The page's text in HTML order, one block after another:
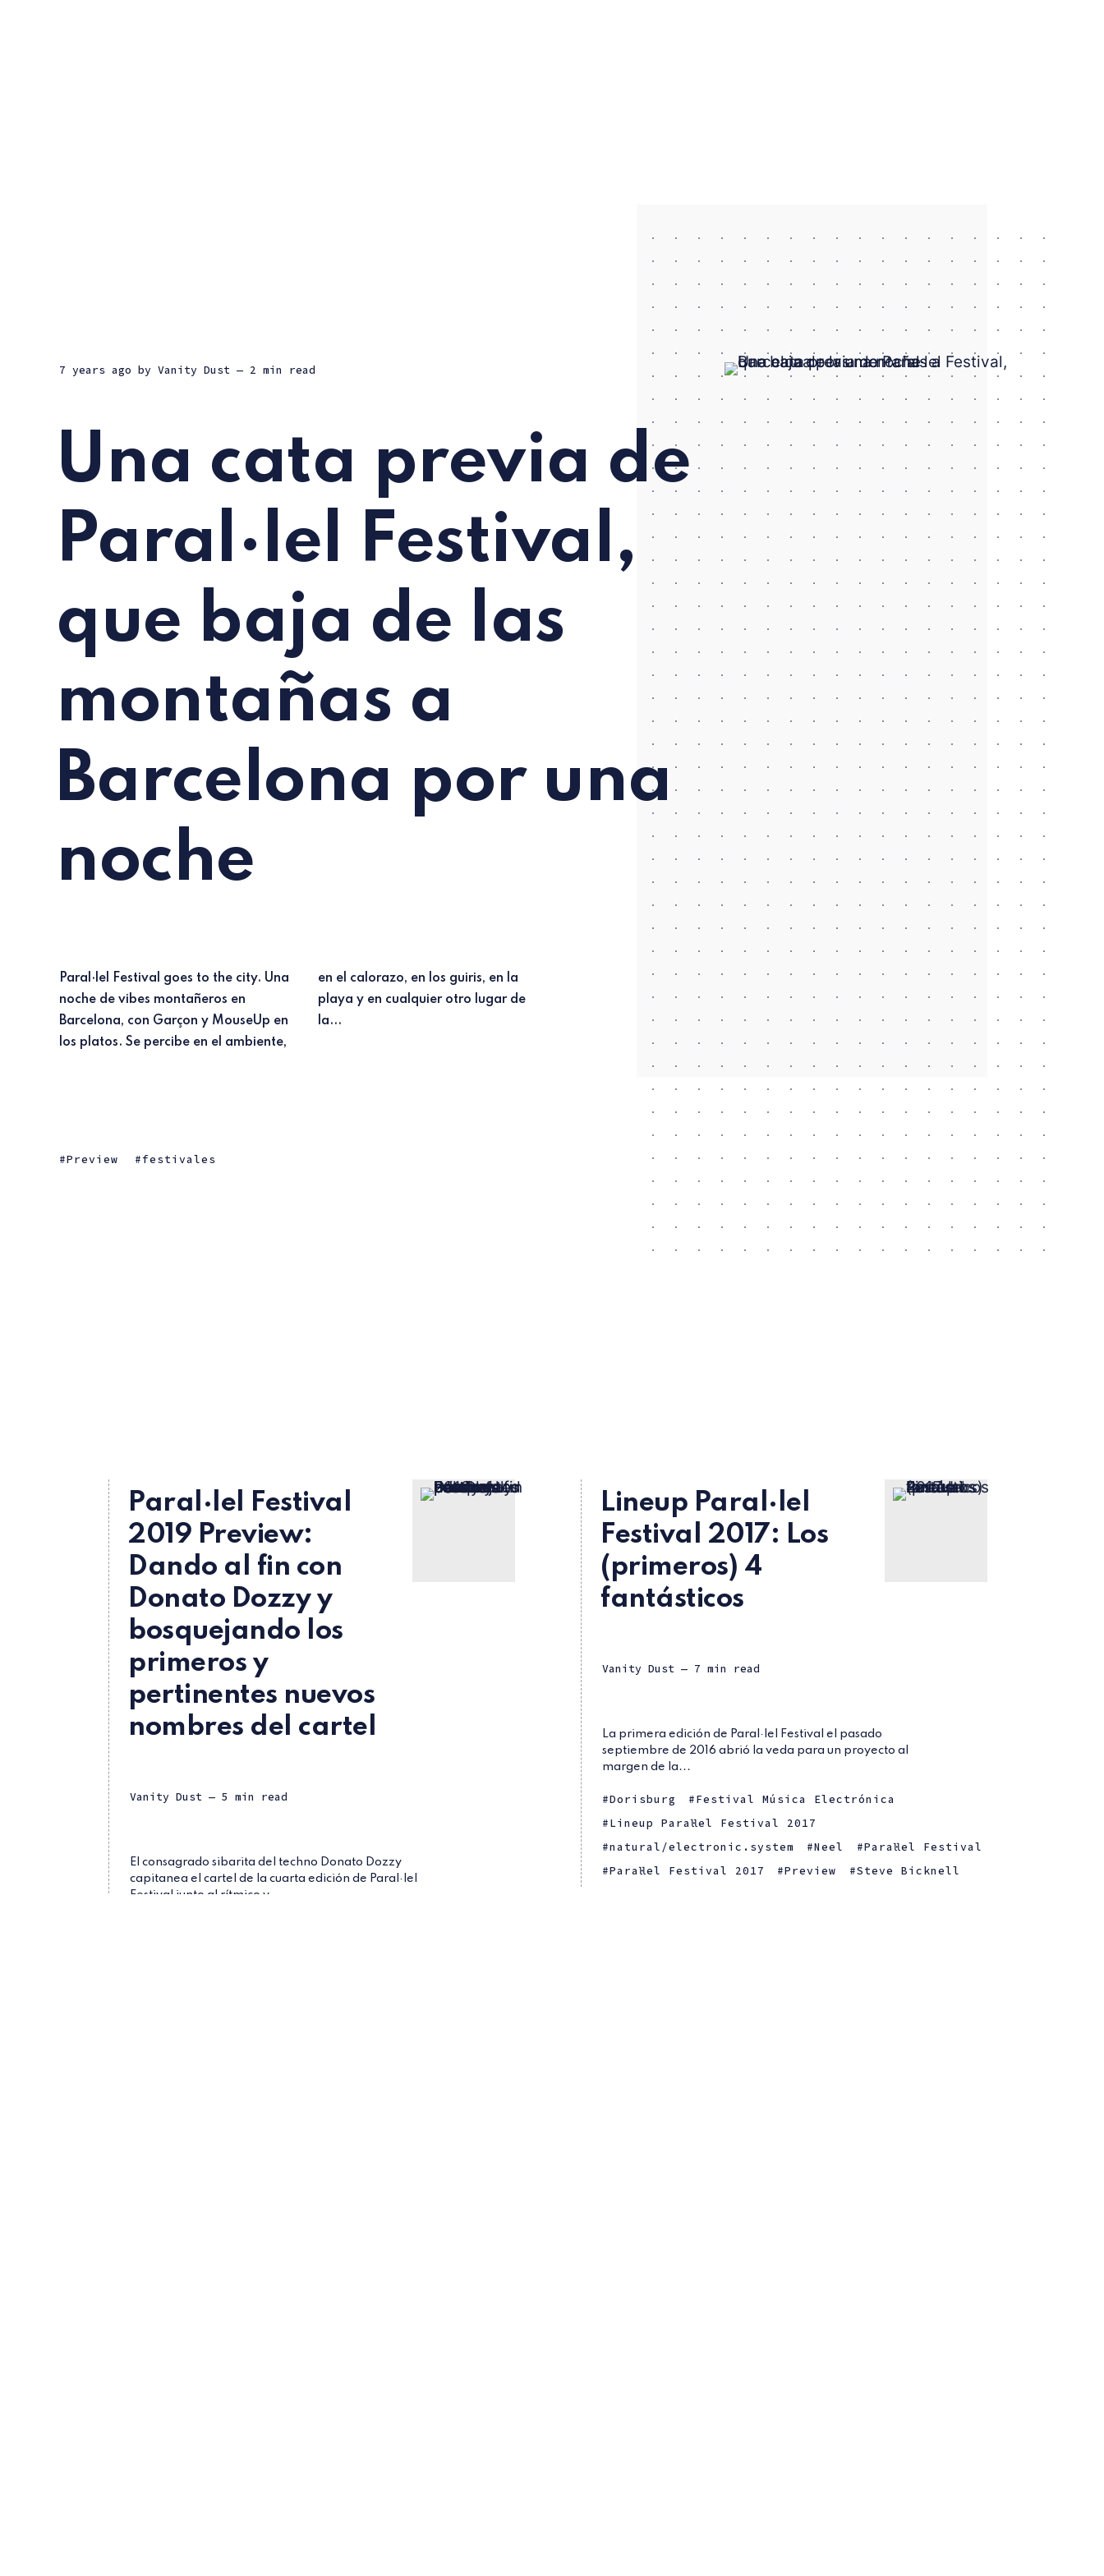
7 years ago by Vanity Dust — 2 min read
Una cata previa de
Paral·lel Festival,
que baja de las
montañas a
Barcelona por una
noche
Paral·lel Festival goes to the city. Una
noche de vibes montañeros en
Barcelona, con Garçon y MouseUp en
los platos. Se percibe en el ambiente,
en el calorazo, en los guiris, en la
playa y en cualquier otro lugar de
la...
Preview festivales
Paral·lel Festival
2019 Preview:
Dando al fin con
Donato Dozzy y
bosquejando los
primeros y
pertinentes nuevos
nombres del cartel
Vanity Dust — 5 min read
El consagrado sibarita del techno Donato Dozzy
capitanea el cartel de la cuarta edición de Paral·lel
Festival junto al rítmico y...
Lineup Paral·lel
Festival 2017: Los
(primeros) 4
fantásticos
Vanity Dust — 7 min read
La primera edición de Paral·lel Festival el pasado
septiembre de 2016 abrió la veda para un proyecto al
margen de la...
Dorisburg
Festival Música Electrónica
Lineup Paral·lel Festival 2017
natural/electronic.system
Neel
Paral·lel Festival
Paral·lel Festival 2017
Preview Steve Bicknell